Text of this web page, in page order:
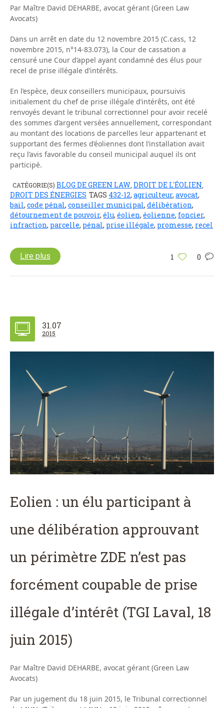
Par Maître David DEHARBE, avocat gérant (Green Law
Avocats)
Dans un arrêt en date du 12 novembre 2015 (C.cass, 12
novembre 2015, n°14-83.073), la Cour de cassation a
censuré une Cour d’appel ayant condamné des élus pour
recel de prise illégale d’intérêts.
En l’espèce, deux conseillers municipaux, poursuivis
initialement du chef de prise illégale d’intérêts, ont été
renvoyés devant le tribunal correctionnel pour avoir recelé
des sommes d’argent versées annuellement, correspondant
au montant des locations de parcelles leur appartenant et
supportant des fermes d’éoliennes dont l’installation avait
reçu l’avis favorable du conseil municipal auquel ils ont
participé.
CATÉGORIE(S) BLOG DE GREEN LAW DROIT DE L'ÉOLIEN
DROIT DES ÉNERGIES TAGS 432-12, agriculteur, avocat,
bail, code pénal, conseiller municipal, délibération,
détournement de pouvoir, élu, éolien, éolienne, foncier,
infraction, parcelle, pénal, prise illégale, promesse, recel
1 0
Lire plus
31.07
2015
Eolien : un élu participant à
une délibération approuvant
un périmètre ZDE n’est pas
forcément coupable de prise
illégale d’intérêt (TGI Laval, 18
juin 2015)
Par Maître David DEHARBE, avocat gérant (Green Law
Avocats)
Par un jugement du 18 juin 2015, le Tribunal correctionnel